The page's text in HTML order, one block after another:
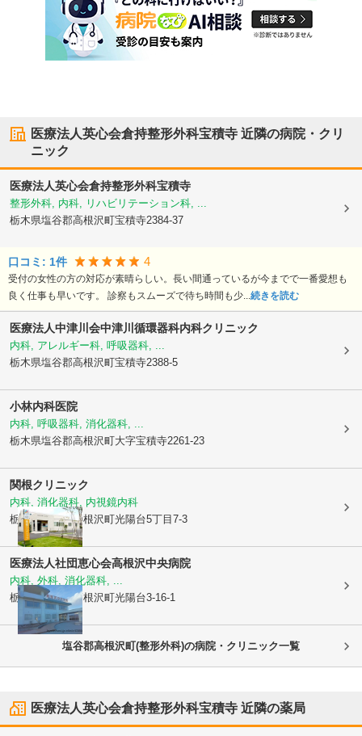
医療法人英心会倉持整形外科宝積寺 近隣の病院・クリ
ニック
医療法人英心会倉持整形外科宝積寺
整形外科, 内科, リハビリテーション科, ...
栃木県塩谷郡高根沢町宝積寺2384-37
口コミ: 1件 4
受付の女性の方の対応が素晴らしい。長い間通っているが今までで一番愛想も
良く仕事も早いです。 診察もスムーズで待ち時間も少...続きを読む
医療法人中津川会中津川循環器科内科クリニック
内科, アレルギー科, 呼吸器科, ...
栃木県塩谷郡高根沢町宝積寺2388-5
小林内科医院
内科, 呼吸器科, 消化器科, ...
栃木県塩谷郡高根沢町大字宝積寺2261-23
関根クリニック
内科, 消化器科, 内視鏡内科
栃木県塩谷郡高根沢町光陽台5丁目7-3
医療法人社団恵心会高根沢中央病院
内科, 外科, 消化器科, ...
栃木県塩谷郡高根沢町光陽台3-16-1
塩谷郡高根沢町(整形外科)の病院・クリニック一覧
医療法人英心会倉持整形外科宝積寺 近隣の薬局